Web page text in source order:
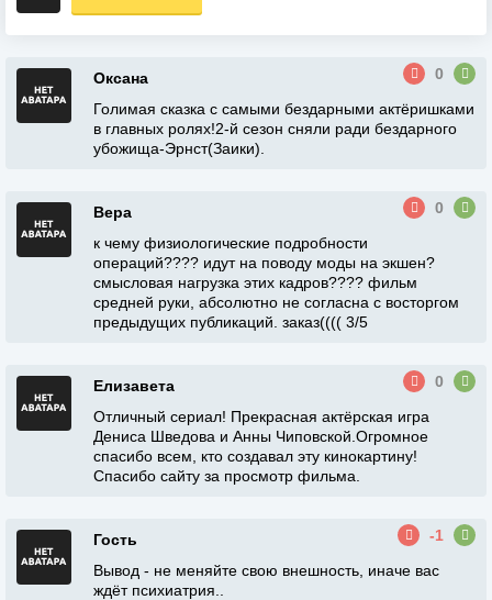
Оксана
0
Голимая сказка с самыми бездарными актёришками
в главных ролях!2-й сезон сняли ради бездарного
убожища-Эрнст(Заики).
Вера
0
к чему физиологические подробности
операций???? идут на поводу моды на экшен?
смысловая нагрузка этих кадров???? фильм
средней руки, абсолютно не согласна с восторгом
предыдущих публикаций. заказ(((( 3/5
Елизавета
0
Отличный сериал! Прекрасная актёрская игра
Дениса Шведова и Анны Чиповской.Огромное
спасибо всем, кто создавал эту кинокартину!
Спасибо сайту за просмотр фильма.
Гость
-1
Вывод - не меняйте свою внешность, иначе вас
ждёт психиатрия..